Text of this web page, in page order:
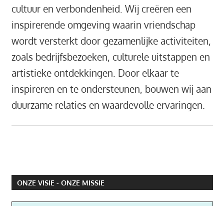
cultuur en verbondenheid. Wij creëren een
inspirerende omgeving waarin vriendschap
wordt versterkt door gezamenlijke activiteiten,
zoals bedrijfsbezoeken, culturele uitstappen en
artistieke ontdekkingen. Door elkaar te
inspireren en te ondersteunen, bouwen wij aan
duurzame relaties en waardevolle ervaringen.
ONZE VISIE - ONZE MISSIE